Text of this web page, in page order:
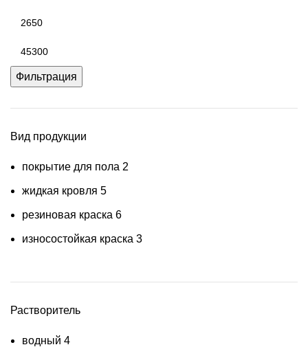
Фильтрация
Вид продукции
покрытие для пола 2
жидкая кровля 5
резиновая краска 6
износостойкая краска 3
Растворитель
водный 4